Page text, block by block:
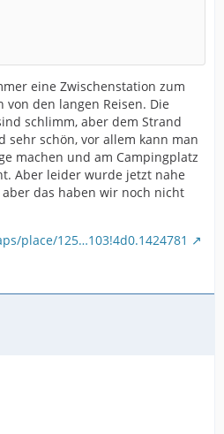
eine Zwischenstation zum
von den langen Reisen. Die
schlimm, aber dem Strand
sehr schön, vor allem kann man
machen und am Campingplatz
Aber leider wurde jetzt nahe
das haben wir noch nicht
place/125…103!4d0.1424781